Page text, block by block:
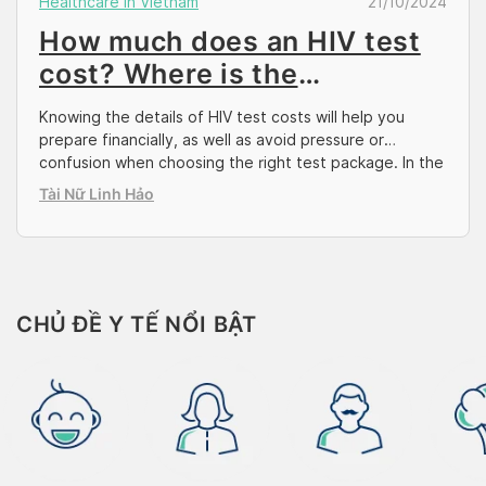
How much does an HIV test
cost? Where is the
reputation test?
Knowing the details of HIV test costs will help you
prepare financially, as well as avoid pressure or
confusion when choosing the right test package. In the
article below, in addition to answering the question of
Tài Nữ Linh Hảo
CHỦ ĐỀ Y TẾ NỔI BẬT